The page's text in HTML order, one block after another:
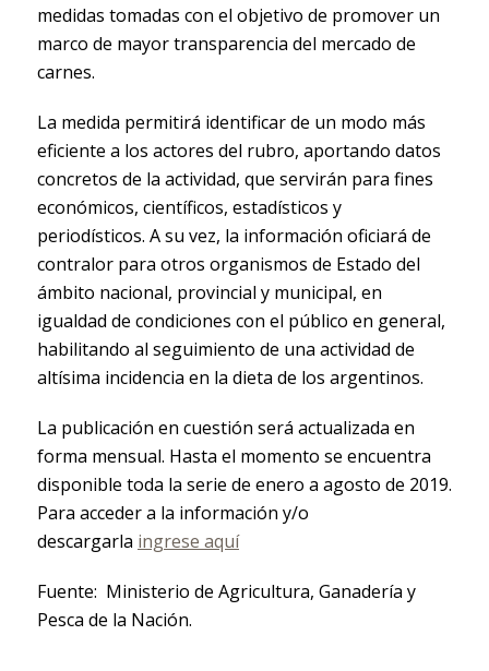
medidas tomadas con el objetivo de promover un
marco de mayor transparencia del mercado de
carnes.
La medida permitirá identificar de un modo más
eficiente a los actores del rubro, aportando datos
concretos de la actividad, que servirán para fines
económicos, científicos, estadísticos y
periodísticos. A su vez, la información oficiará de
contralor para otros organismos de Estado del
ámbito nacional, provincial y municipal, en
igualdad de condiciones con el público en general,
habilitando al seguimiento de una actividad de
altísima incidencia en la dieta de los argentinos.
La publicación en cuestión será actualizada en
forma mensual. Hasta el momento se encuentra
disponible toda la serie de enero a agosto de 2019.
Para acceder a la información y/o
descargarla ingrese aquí
Fuente: Ministerio de Agricultura, Ganadería y
Pesca de la Nación.